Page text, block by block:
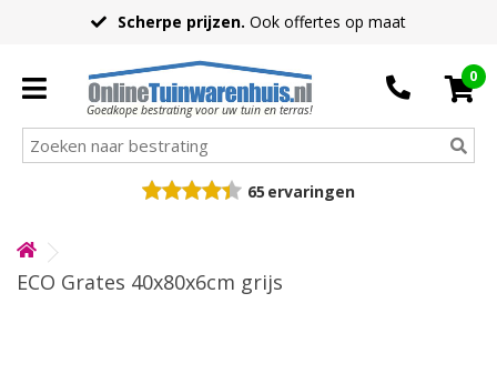
Scherpe prijzen. Ook offertes op maat
Goedkope bestrating voor uw tuin en terras!
0
65 ervaringen
ECO Grates 40x80x6cm grijs